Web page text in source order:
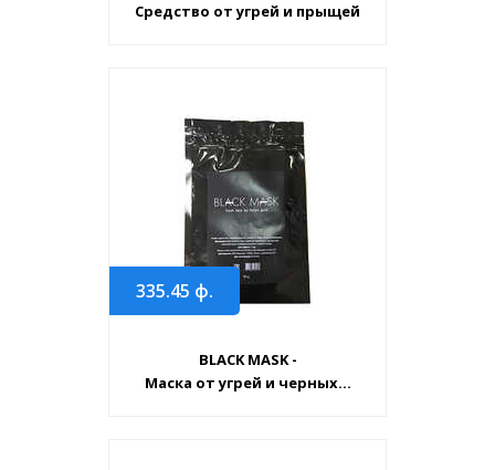
Средство от угрей и прыщей
335.45 ф.
BLACK MASK -
Маска от угрей и черных...